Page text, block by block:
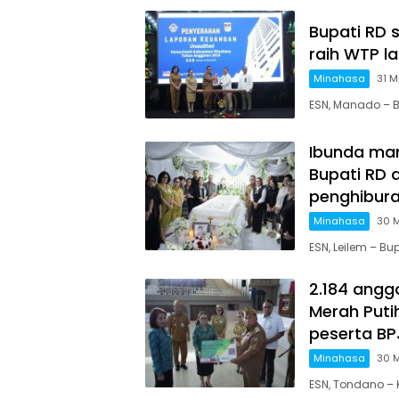
Bupati RD
raih WTP
Minahasa 31
ESN, Manado –
Ibunda
Bupati RD
Minahasa 30
ESN, Leilem –
2.184
Merah
peserta
Minahasa 30
ESN, Tondano